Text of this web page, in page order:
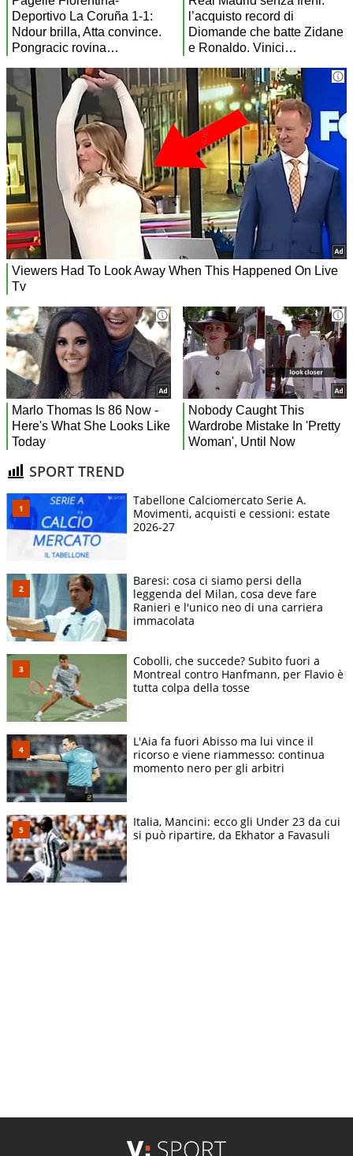
SPORT TREND
Tabellone Calciomercato Serie A.
Movimenti, acquisti e cessioni: estate
2026-27
Baresi: cosa ci siamo persi della
leggenda del Milan, cosa deve fare
Ranieri e l'unico neo di una carriera
immacolata
Cobolli, che succede? Subito fuori a
Montreal contro Hanfmann, per Flavio è
tutta colpa della tosse
L'Aia fa fuori Abisso ma lui vince il
ricorso e viene riammesso: continua
momento nero per gli arbitri
Italia, Mancini: ecco gli Under 23 da cui
si può ripartire, da Ekhator a Favasuli